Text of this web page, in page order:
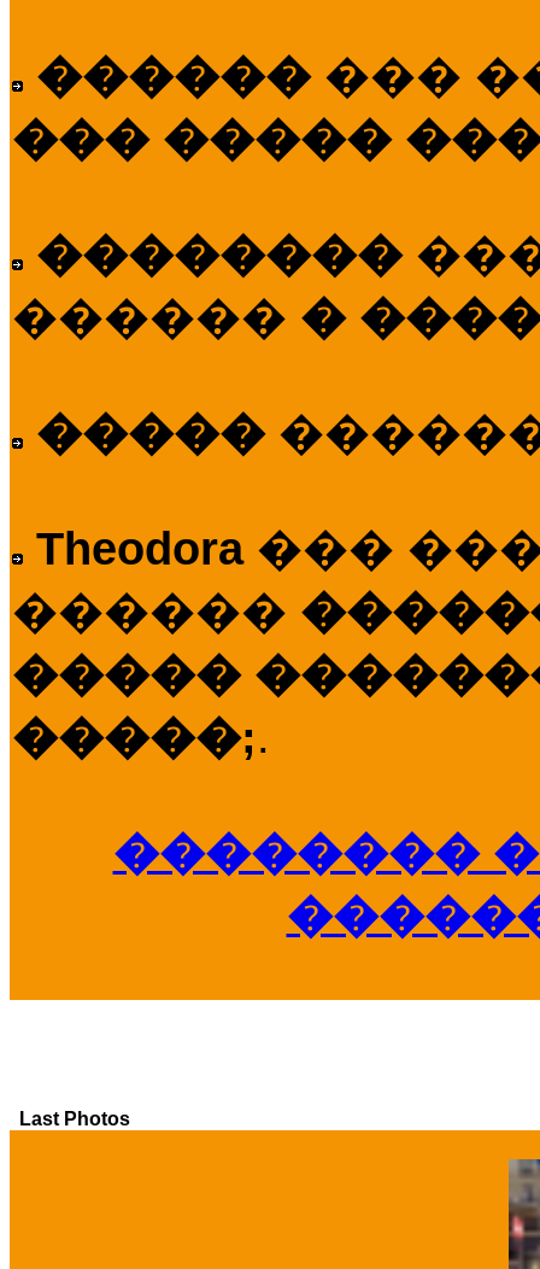
������ ���
��� �����
��������
������ �
�����
Theodora ���
������
�����
�����;.
��������
Last Photos